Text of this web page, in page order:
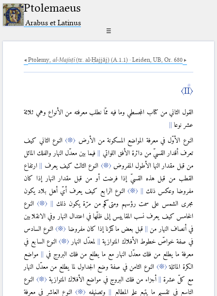
Ptolemaeus
Arabus et Latinus
☰
Ptolemy, al-Majisṭī(tr. al-Ḥajjāj) (A.1.1) · Leiden, UB, Or. 680
〈مقدّمة〉
〈I.2〉
〈I.4〉
〈I.5〉
〈I.9〉
〈I.10〉
〈II〉
القول الثاني من كتاب المجسطي وما فيه ممّا نطلب معرفته من الأنواع وهي ثلاثة
عشر نوعا
النوع الأوّل في معرفة المواضع المسكونة من الأرض 〈❊〉النوع الثاني كيف
تعرف أقدار القسيّ من دائرة الأفق اللواتي
فيما بين معدّل النهار والفلك المائل
من قبل مقدار النها الأطول المفروض〈❊〉 النوع الثالث كيف يعرف
ارتفاع
القطب من قبل هذه القسيّ إذا فرضت أو من قبل مقدار النهار إذا كان
مفروضا وعكس ذلك
〈❊〉 النوع الرابع كيف يعرف أيّ أهل بلاد يكون
مجرى الشمس على سمت رؤسهم ومتى وكم من مرّة يكون ذلك
〈❊〉النوع
الخامس كيف يعرف نسب المقاييس إلى ظلّها في اعتدال النهار وفي الانقلابين
في أنصاف النهار من
قبل بعض ما ذكرنا إذا كان مفروضا 〈❊〉النوع السادس
في صفة خواصّ خطوط الأفلاك المتوازية
لمعدّل النهار 〈❊〉النوع السابع في
معرفة ما يطلع من فلك معدّل النهار مع ما يطلع من فلك البروج في
مواضع
الكرة المائلة〈❊〉 النوع الثامن في صفة وضع الجداول لما يطلع من معدّل النهار
مع كلّ عشرة
أجزاء من فلك البروج في مواضع الأفلاك المتوازية〈❊〉 النوع
التاسع في تقسيم ما يتبع علم المطالع
وتصنيفه 〈❊〉النوع العاشر في معرفة